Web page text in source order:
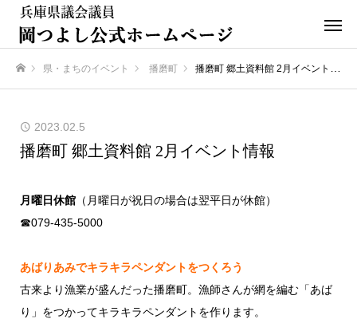
県・まちのイベント 播磨町 播磨町 郷土資料館 2月イベント情報
2023.02.5
播磨町 郷土資料館 2月イベント情報
月曜日休館 （月曜日が祝日の場合は翌平日が休館）
☎079-435-5000
あばりあみでキラキラペンダントをつくろう
古来より漁業が盛んだった播磨町。漁師さんが網を編む「あば
り」をつかってキラキラペンダントを作ります。